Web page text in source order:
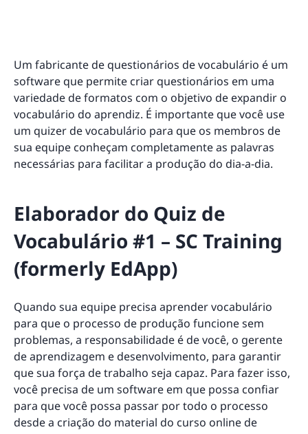
Um fabricante de questionários de vocabulário é um
software que permite criar questionários em uma
variedade de formatos com o objetivo de expandir o
vocabulário do aprendiz. É importante que você use
um quizer de vocabulário para que os membros de
sua equipe conheçam completamente as palavras
necessárias para facilitar a produção do dia-a-dia.
Elaborador do Quiz de
Vocabulário #1 – SC Training
(formerly EdApp)
Quando sua equipe precisa aprender vocabulário
para que o processo de produção funcione sem
problemas, a responsabilidade é de você, o gerente
de aprendizagem e desenvolvimento, para garantir
que sua força de trabalho seja capaz. Para fazer isso,
você precisa de um software em que possa confiar
para que você possa passar por todo o processo
desde a criação do material do curso online de